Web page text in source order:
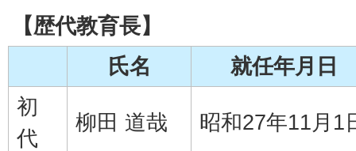
【歴代教育長】
氏名
就任年月日
初
代
柳田 道哉 昭和27年11月1